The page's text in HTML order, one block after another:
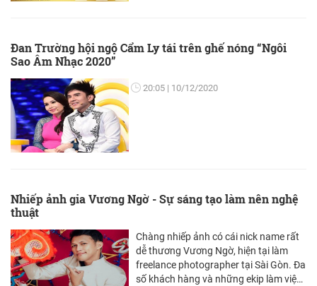
Đan Trường hội ngộ Cẩm Ly tái trên ghế nóng “Ngôi
Sao Âm Nhạc 2020”
20:05 10/12/2020
Nhiếp ảnh gia Vương Ngờ - Sự sáng tạo làm nên nghệ
thuật
Chàng nhiếp ảnh có cái nick name rất
dễ thương Vương Ngờ, hiện tại làm
freelance photographer tại Sài Gòn. Đa
số khách hàng và những ekip làm việc